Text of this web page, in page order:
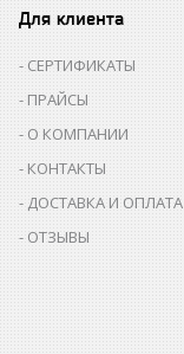
Для клиента
СЕРТИФИКАТЫ
ПРАЙСЫ
О КОМПАНИИ
КОНТАКТЫ
ДОСТАВКА И ОПЛАТА
ОТЗЫВЫ